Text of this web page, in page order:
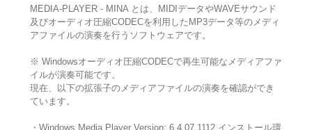
MEDIA-PLAYER - MINA とは、MIDIデータやWAVEサウンド
及びオーディオ圧縮CODECを利用したMP3データ等のメディ
アファイルの演奏を行うソフトウェアです。
※ Windowsオーディオ圧縮CODECで再生可能なメディアファ
イルが演奏可能です。
現在、以下の拡張子のメディアファイルの演奏を確認ができ
ています。
・Windows Media Player Version: 6.4.07.1112 インストール環